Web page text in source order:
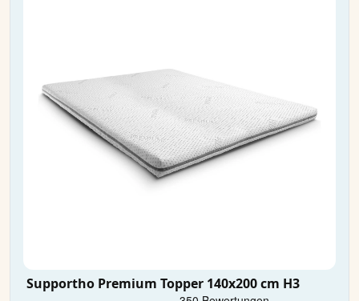
Supportho Premium Topper 140x200 cm H3